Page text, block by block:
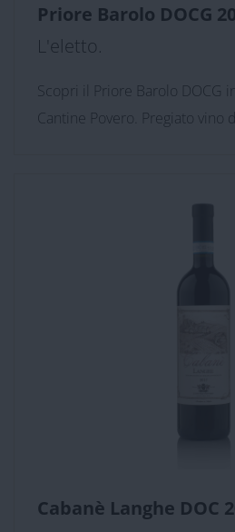
Priore Barolo DOCG
L'eletto.
Scopri il Priore Barolo DOCG
Cantine Povero. Pregiato vino
Cabanè Langhe DOC